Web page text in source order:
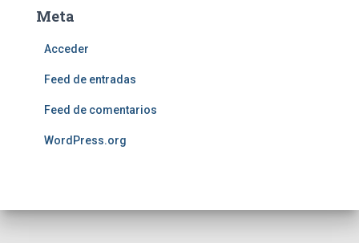
Meta
Acceder
Feed de entradas
Feed de comentarios
WordPress.org